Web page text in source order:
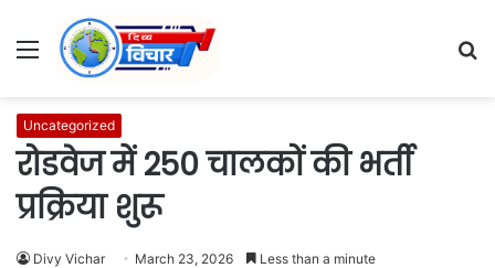
Menu
Uncategorized
रोडवेज में 250 चालकों की भर्ती
प्रक्रिया शुरू
Divy Vichar March 23, 2026 Less than a minute